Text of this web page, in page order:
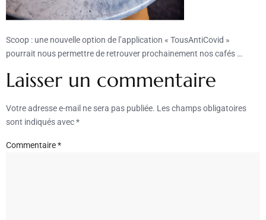
Scoop : une nouvelle option de l’application « TousAntiCovid »
pourrait nous permettre de retrouver prochainement nos cafés …
Laisser un commentaire
Votre adresse e-mail ne sera pas publiée. Les champs obligatoires
sont indiqués avec*
Commentaire*